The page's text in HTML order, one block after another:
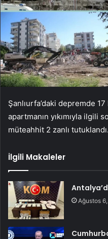
Şanlıurfa’daki depremde
apartmanın yıkımıyla ilgili
müteahhit 2 zanlı tutuklandı.
İlgili Makaleler
Ağustos